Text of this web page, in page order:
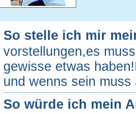
So stelle ich mir
vorstellungen,es
gewisse etwas
und wenns sein
So würde ich mein